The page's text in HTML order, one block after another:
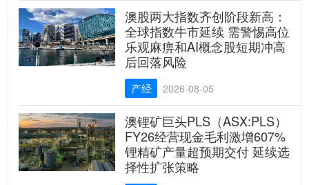
澳股两大指数齐创阶段新高：
全球指数牛市延续 需警惕高位
乐观麻痹和AI概念股短期冲高
后回落风险
产经 2026-08-05
澳锂矿巨头PLS（ASX:PLS）
FY26经营现金毛利激增607%
锂精矿产量超预期交付 延续选
择性扩张策略